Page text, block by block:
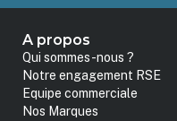
A propos
Qui sommes-nous ?
Notre engagement RSE
Equipe commerciale
Nos Marques